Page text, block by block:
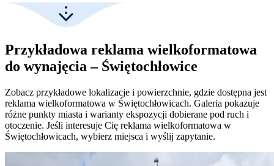
Przykładowa reklama wielkoformatowa
do wynajęcia – Świętochłowice
Zobacz przykładowe lokalizacje i powierzchnie, gdzie dostępna jest
reklama wielkoformatowa w Świętochłowicach. Galeria pokazuje
różne punkty miasta i warianty ekspozycji dobierane pod ruch i
otoczenie. Jeśli interesuje Cię reklama wielkoformatowa w
Świętochłowicach, wybierz miejsca i wyślij zapytanie.